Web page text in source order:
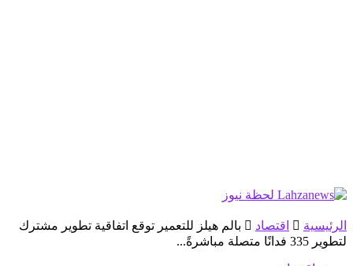
الرئيسية اقتصاد
بالم هيلز للتعمير توقع اتفاقية تطوير مشترك
لتطوير 335 فدانًا متصلة مباشرةً...